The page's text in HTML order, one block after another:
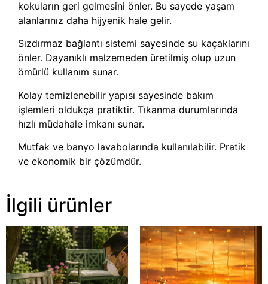
kokuların geri gelmesini önler. Bu sayede yaşam
alanlarınız daha hijyenik hale gelir.
Sızdırmaz bağlantı sistemi sayesinde su kaçaklarını
önler. Dayanıklı malzemeden üretilmiş olup uzun
ömürlü kullanım sunar.
Kolay temizlenebilir yapısı sayesinde bakım
işlemleri oldukça pratiktir. Tıkanma durumlarında
hızlı müdahale imkanı sunar.
Mutfak ve banyo lavabolarında kullanılabilir. Pratik
ve ekonomik bir çözümdür.
İlgili ürünler